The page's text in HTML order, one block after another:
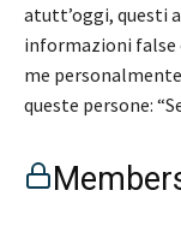
atutt’oggi, questi
informazioni false
me
queste persone: